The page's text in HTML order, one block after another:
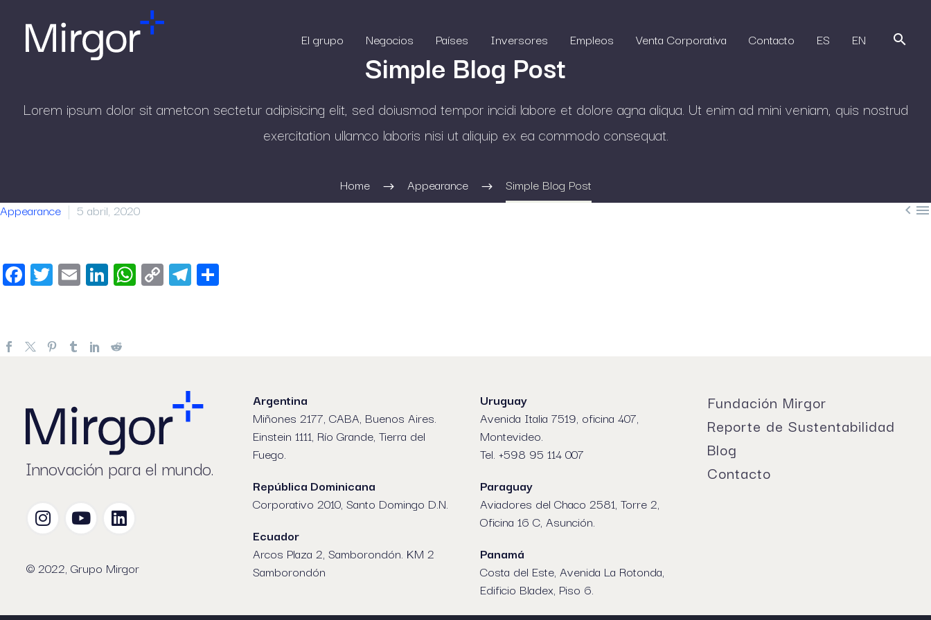
El grupo Negocios Países Inversores Empleos Venta Corporativa Contacto ES EN
Simple Blog Post
Lorem ipsum dolor sit ametcon sectetur adipisicing elit, sed doiusmod tempor incidi labore et dolore agna aliqua. Ut enim ad mini veniam, quis nostrud
exercitation ullamco laboris nisi ut aliquip ex ea commodo consequat.
Home Appearance Simple Blog Post
 
Appearance 5 abril, 2020
Facebook
Twitter
EmailLinkedIn
WhatsApp
CopyTelegram
Innovación para el mundo.
© 2022, Grupo Mirgor
Argentina
Miñones 2177, CABA, Buenos Aires.
Einstein 1111, Río Grande, Tierra del
Fuego.
República Dominicana
Corporativo 2010, Santo Domingo D.N.
Ecuador
Arcos Plaza 2, Samborondón. KM 2
Samborondón
Uruguay
Avenida Italia 7519, oficina 407,
Montevideo.
Tel. +598 95 114 007
Paraguay
Aviadores del Chaco 2581, Torre 2,
Oficina 16 C, Asunción.
Panamá
Costa del Este, Avenida La Rotonda,
Edificio Bladex, Piso 6.
Fundación Mirgor
Reporte de Sustentabilidad
Blog
Contacto